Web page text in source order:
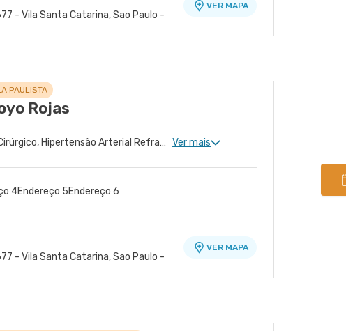
- Vila Santa Catarina, Sao Paulo -
VER MAPA
PAULISTA
Rojas
Cardiologia Clinica, Risco Cirúrgico, Hipertensão Arterial Refratária, Doença Coronariana, Tratamento de Miocardiopatia Ver mais
4Endereço 5Endereço 6
- Vila Santa Catarina, Sao Paulo -
VER MAPA